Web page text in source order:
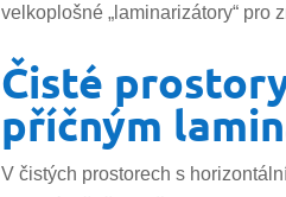
velkoplošné „laminarizátory“ pro
Čisté
příčným
V čistých prostorech s